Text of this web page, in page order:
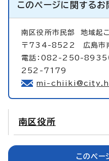
このページに関するお
南区役所市民部 地域起
〒734-8522 広島市
電話：082-250-8935
252-7179
mi-
南区役所
このペー